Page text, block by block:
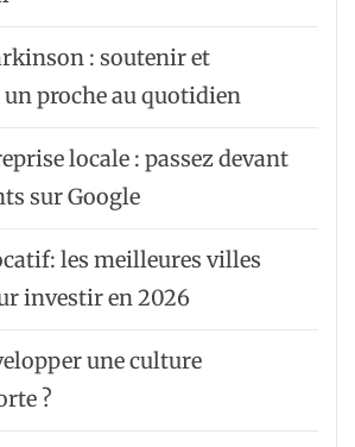
: soutenir et
proche au quotidien
locale : passez devant
sur Google
les meilleures villes
investir en 2026
une culture
?